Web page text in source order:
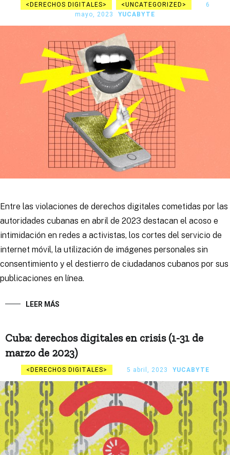
DERECHOS DIGITALES UNCATEGORIZED
6
mayo, 2023
YUCABYTE
Entre las violaciones de derechos digitales cometidas por las
autoridades cubanas en abril de 2023 destacan el acoso e
intimidación en redes a activistas, los cortes del servicio de
internet móvil, la utilización de imágenes personales sin
consentimiento y el destierro de ciudadanos cubanos por sus
publicaciones en línea.
LEER MÁS
Cuba: derechos digitales en crisis (1-31 de
marzo de 2023)
DERECHOS DIGITALES 5 abril, 2023 YUCABYTE